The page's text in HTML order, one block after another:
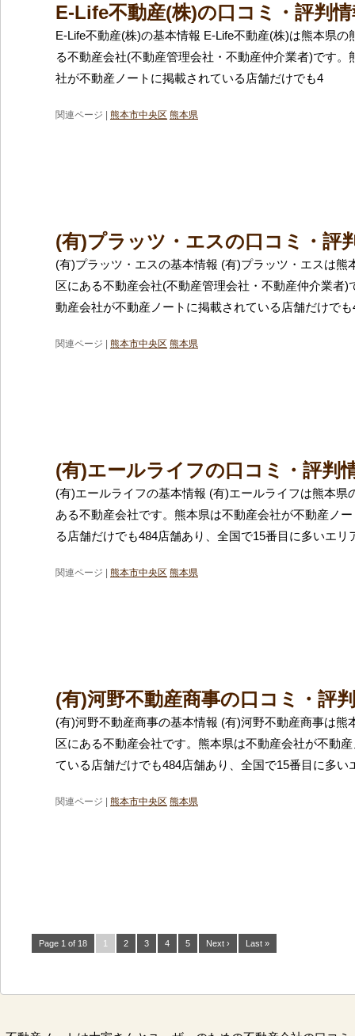
E-Life不動産(株)の口コミ・評判
E-Life不動産(株)の基本情報 E-Life不動産(株)は熊本県の
る不動産会社(不動産管理会社・不動産仲介業者)です。
社が不動産ノートに掲載されている店舗だけでも4
関連ページ | 熊本市中央区 熊本県
(有)プラッツ・エスの口コミ・評
(有)プラッツ・エスの基本情報 (有)プラッツ・エスは熊
区にある不動産会社(不動産管理会社・不動産仲介業者)
動産会社が不動産ノートに掲載されている店舗だけでも
関連ページ | 熊本市中央区 熊本県
(有)エールライフの口コミ・評判
(有)エールライフの基本情報 (有)エールライフは熊本県
ある不動産会社です。熊本県は不動産会社が不動産ノ
る店舗だけでも484店舗あり、全国で15番目に多いエリ
関連ページ | 熊本市中央区 熊本県
(有)河野不動産商事の口コミ・評
(有)河野不動産商事の基本情報 (有)河野不動産商事は熊
区にある不動産会社です。熊本県は不動産会社が不動
ている店舗だけでも484店舗あり、全国で15番目に多い
関連ページ | 熊本市中央区 熊本県
Page 1 of 18 1 2 3 4 5 Next › Last »